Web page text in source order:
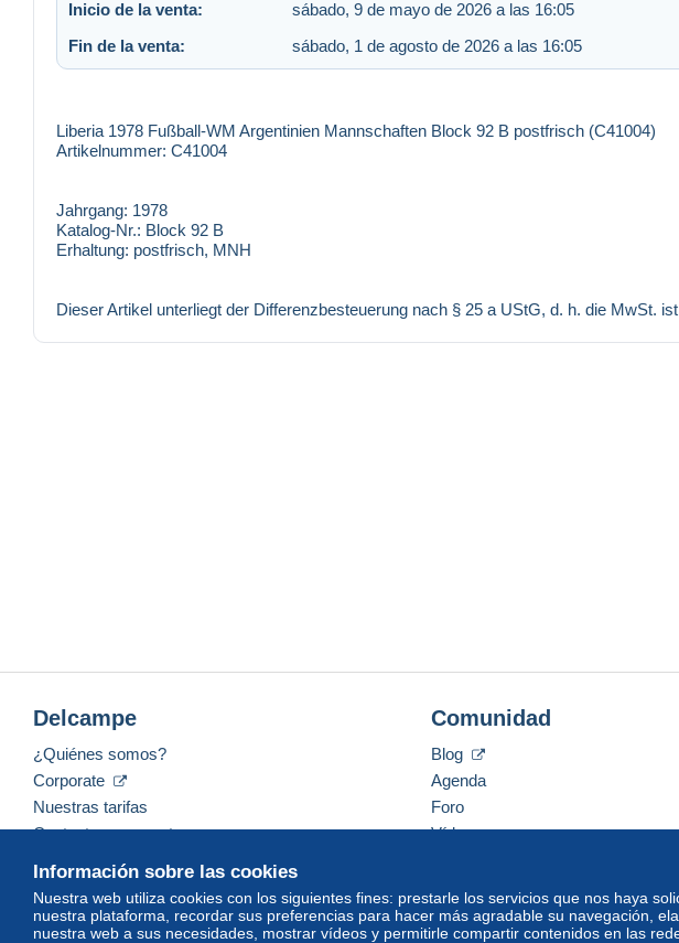
Inicio de la venta: sábado, 9 de mayo de 2026 a las 16:05
Fin de la venta:
sábado, 1 de agosto de 2026 a las 16:05
Liberia 1978 Fußball-WM Argentinien Mannschaften Block 92 B postfrisch (C41004)
Artikelnummer: C41004
Jahrgang: 1978
Katalog-Nr.: Block 92 B
Erhaltung: postfrisch, MNH
Dieser Artikel unterliegt der Differenzbesteuerung nach § 25 a UStG, d. h. die MwSt.
Información sobre las cookies
Nuestra web utiliza cookies con los siguientes fines: prestarle los servicios que nos haya
nuestra plataforma, recordar sus preferencias para hacer más agradable su navegación,
nuestra web a sus necesidades, mostrar vídeos y permitirle compartir contenidos en las
Delcampe
¿Quiénes somos?
Corporate
Nuestras tarifas
Contacte con nosotros
Comunidad
Blog
Agenda
Foro
Vídeos
Español USD America/Indiana/Vevay Modo estándar